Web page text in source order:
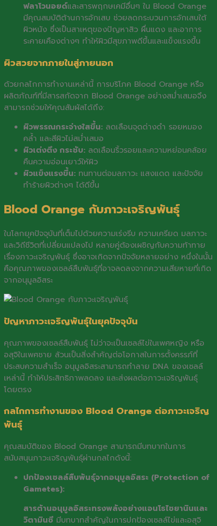
ฟลาโวนอยด์และสารพฤกษเคมีอื่นๆ ใน Blood Orange
มีคุณสมบัติต้านการอักเสบ ช่วยลดกระบวนการอักเสบใต้
ผิวหนัง ซึ่งเป็นสาเหตุของปัญหาสิว ผื่นแดง และอาการ
ระคายเคืองต่างๆ ทำให้ผิวมีสุขภาพดีขึ้นและแข็งแรงขึ้น
ผิวสวยจากภายในสู่ภายนอก
ด้วยกลไกการทำงานเหล่านี้ การบริโภค Blood Orange หรือ
ผลิตภัณฑ์ที่มีสารสกัดจาก Blood Orange อย่างสม่ำเสมอจึง
สามารถช่วยให้คุณสัมผัสได้ถึง:
ผิวพรรณกระจ่างใสขึ้น: ลดเลือนจุดด่างดำ รอยหมอง
คล้ำ และสีผิวไม่สม่ำเสมอ
ผิวเต่งตึง กระชับ: ลดเลือนริ้วรอยและความหย่อนคล้อย
คืนความอ่อนเยาว์ให้ผิว
ผิวแข็งแรงขึ้น: ทนทานต่อมลภาวะ แสงแดด และปัจจัย
ทำร้ายผิวต่างๆ ได้ดีขึ้น
Blood Orange กับภาวะเจริญพันธุ์
ในโลกยุคปัจจุบันที่เต็มไปด้วยความเร่งรีบ ความเครียด มลภาวะ
และวิถีชีวิตที่เปลี่ยนแปลงไป หลายคู่ต้องเผชิญกับความท้าทาย
เรื่องภาวะเจริญพันธุ์ ซึ่งอาจเกิดจากปัจจัยหลายอย่าง หนึ่งในนั้น
คือคุณภาพของเซลล์สืบพันธุ์ที่อาจลดลงจากความเสียหายที่เกิด
จากอนุมูลอิสระ
ปัญหาภาวะเจริญพันธุ์ในยุคปัจจุบัน
คุณภาพของเซลล์สืบพันธุ์ ไม่ว่าจะเป็นเซลล์ไข่ในเพศหญิง หรือ
อสุจิในเพศชาย ล้วนเป็นสิ่งสำคัญต่อโอกาสในการตั้งครรภ์ที่
ประสบความสำเร็จ อนุมูลอิสระสามารถทำลาย DNA ของเซลล์
เหล่านี้ ทำให้ประสิทธิภาพลดลง และส่งผลต่อภาวะเจริญพันธุ์
โดยตรง
กลไกการทำงานของ Blood Orange ต่อภาวะเจริญ
พันธุ์
คุณสมบัติของ Blood Orange สามารถมีบทบาทในการ
สนับสนุนภาวะเจริญพันธุ์ผ่านกลไกดังนี้:
ปกป้องเซลล์สืบพันธุ์จากอนุมูลอิสระ (Protection of
Gametes):
สารต้านอนุมูลอิสระทรงพลังอย่างแอนโธไซยานินและ
วิตามินซี มีบทบาทสำคัญในการปกป้องเซลล์ไข่และอสุจิ